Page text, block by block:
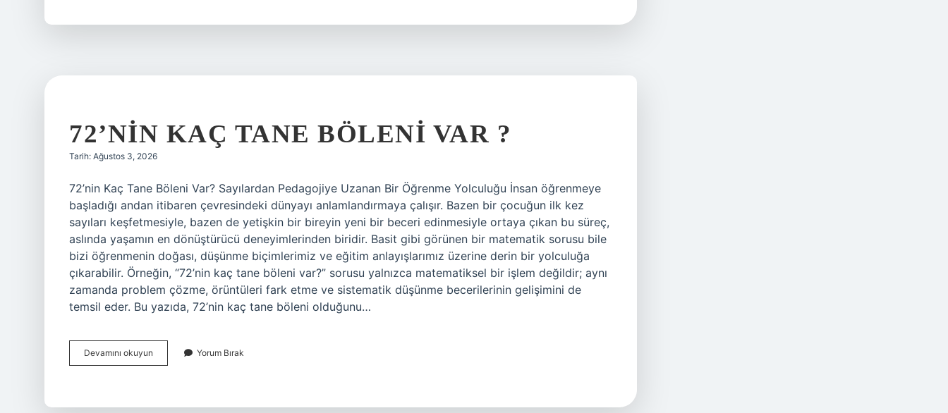
72’NIN KAÇ TANE BÖLENI VAR ?
Tarih: Ağustos 3, 2026
72’nin Kaç Tane Böleni Var? Sayılardan Pedagojiye Uzanan Bir Öğrenme Yolculuğu İnsan öğrenmeye
başladığı andan itibaren çevresindeki dünyayı anlamlandırmaya çalışır. Bazen bir çocuğun ilk kez
sayıları keşfetmesiyle, bazen de yetişkin bir bireyin yeni bir beceri edinmesiyle ortaya çıkan bu süreç,
aslında yaşamın en dönüştürücü deneyimlerinden biridir. Basit gibi görünen bir matematik sorusu bile
bizi öğrenmenin doğası, düşünme biçimlerimiz ve eğitim anlayışlarımız üzerine derin bir yolculuğa
çıkarabilir. Örneğin, “72’nin kaç tane böleni var?” sorusu yalnızca matematiksel bir işlem değildir; aynı
zamanda problem çözme, örüntüleri fark etme ve sistematik düşünme becerilerinin gelişimini de
temsil eder. Bu yazıda, 72’nin kaç tane böleni olduğunu…
Devamını okuyun
kaç
Yorum Bırak